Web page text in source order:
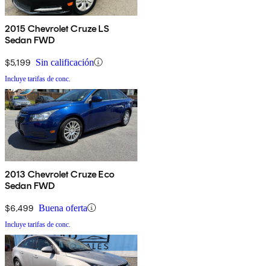
2015 Chevrolet Cruze LS
Sedan FWD
$5,199 Sin calificación
Incluye tarifas de conc.
2013 Chevrolet Cruze Eco
Sedan FWD
$6,499 Buena oferta
Incluye tarifas de conc.